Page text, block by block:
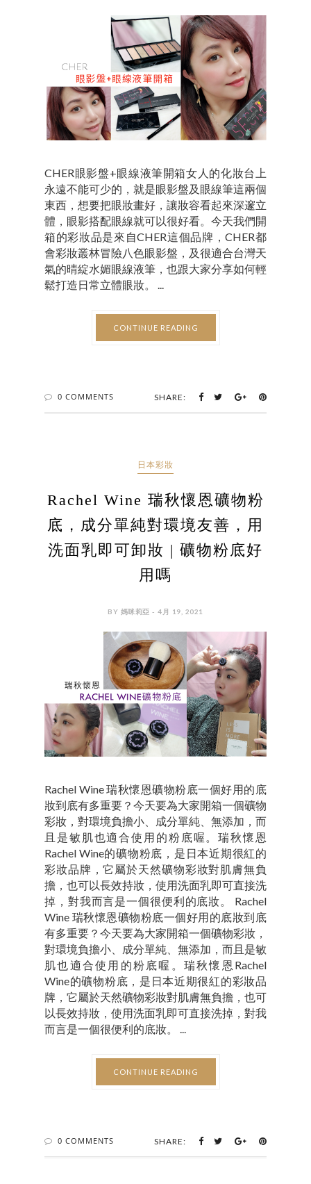
CHER眼影盤+眼線液筆開箱女人的化妝台上
永遠不能可少的，就是眼影盤及眼線筆這兩個
東西，想要把眼妝畫好，讓妝容看起來深邃立
體，眼影搭配眼線就可以很好看。今天我們開
箱的彩妝品是來自CHER這個品牌，CHER都
會彩妝叢林冒險八色眼影盤，及很適合台灣天
氣的晴綻水媚眼線液筆，也跟大家分享如何輕
鬆打造日常立體眼妝。 ...
CONTINUE READING
0 COMMENTS SHARE:
日本彩妝
Rachel Wine 瑞秋懷恩礦物粉
底，成分單純對環境友善，用
洗面乳即可卸妝 | 礦物粉底好
用嗎
BY 媽咪莉亞 - 4月 19, 2021
Rachel Wine 瑞秋懷恩礦物粉底一個好用的底
妝到底有多重要？今天要為大家開箱一個礦物
彩妝，對環境負擔小、成分單純、無添加，而
且是敏肌也適合使用的粉底喔。瑞秋懷恩
Rachel Wine的礦物粉底，是日本近期很紅的
彩妝品牌，它屬於天然礦物彩妝對肌膚無負
擔，也可以長效持妝，使用洗面乳即可直接洗
掉，對我而言是一個很便利的底妝。 Rachel
Wine 瑞秋懷恩礦物粉底一個好用的底妝到底
有多重要？今天要為大家開箱一個礦物彩妝，
對環境負擔小、成分單純、無添加，而且是敏
肌也適合使用的粉底喔。瑞秋懷恩Rachel
Wine的礦物粉底，是日本近期很紅的彩妝品
牌，它屬於天然礦物彩妝對肌膚無負擔，也可
以長效持妝，使用洗面乳即可直接洗掉，對我
而言是一個很便利的底妝。 ...
CONTINUE READING
0 COMMENTS SHARE: